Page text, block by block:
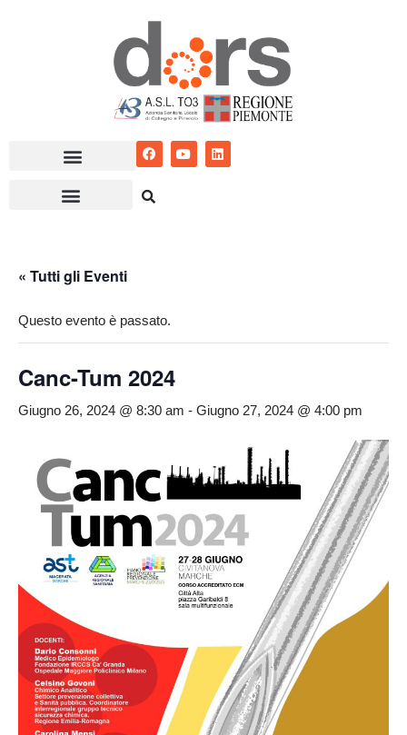
« Tutti gli Eventi
Questo evento è passato.
Canc-Tum 2024
Giugno 26, 2024 @ 8:30 am - Giugno 27, 2024 @ 4:00 pm